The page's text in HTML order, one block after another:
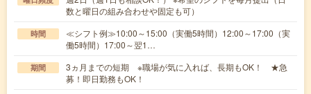
数と曜日の組み合わせや固定も可）
時間
≪シフト例≫10:00～15:00（実働5時間）12:00～17:00（実
働5時間）17:00～翌1…
期間
3ヵ月までの短期 ※職場が気に入れば、長期もOK！ ★急
募！即日勤務もOK！